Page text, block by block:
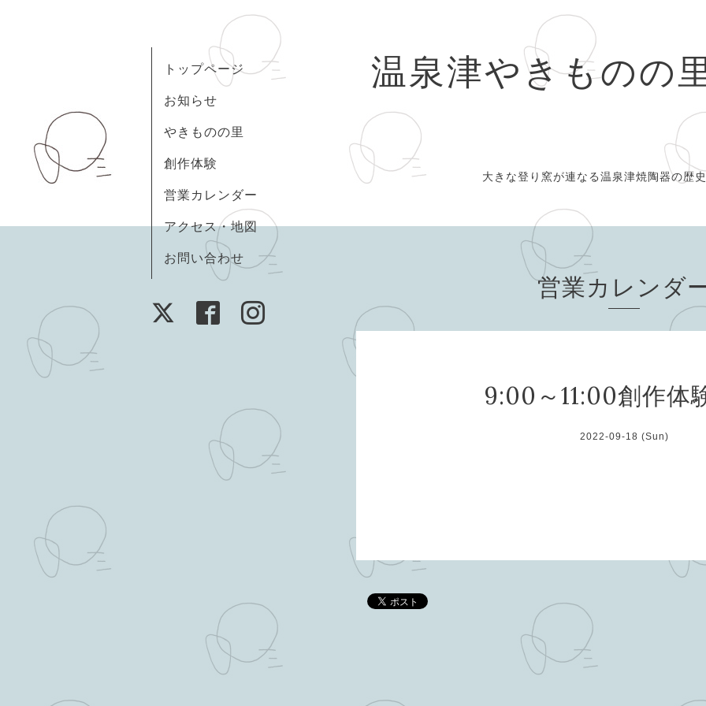
温泉津やきものの
大きな登り窯が連なる温泉津焼陶器の歴
トップページ
お知らせ
やきものの里
創作体験
営業カレンダー
アクセス・地図
お問い合わせ
営業カレンダ
9:00～11:00創作体
2022-09-18 (Sun)